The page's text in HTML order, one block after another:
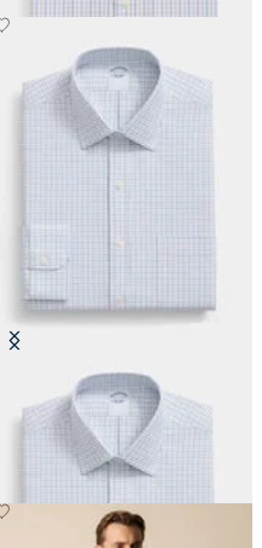
Slim Fit Non-Iron Baumwollhemd
mit Ainsley-Kragen